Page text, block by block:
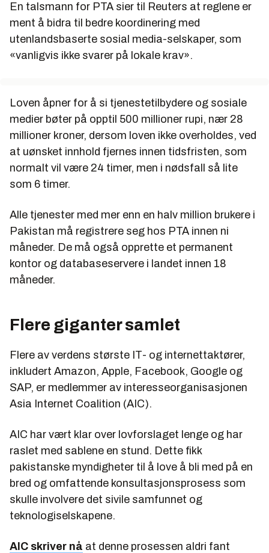
En talsmann for PTA sier til Reuters at reglene er
ment å bidra til bedre koordinering med
utenlandsbaserte sosial media-selskaper, som
«vanligvis ikke svarer på lokale krav».
Loven åpner for å si tjenestetilbydere og sosiale
medier bøter på opptil 500 millioner rupi, nær 28
millioner kroner, dersom loven ikke overholdes, ved
at uønsket innhold fjernes innen tidsfristen, som
normalt vil være 24 timer, men i nødsfall så lite
som 6 timer.
Alle tjenester med mer enn en halv million brukere i
Pakistan må registrere seg hos PTA innen ni
måneder. De må også opprette et permanent
kontor og databaseservere i landet innen 18
måneder.
Flere giganter samlet
Flere av verdens største IT- og internettaktører,
inkludert Amazon, Apple, Facebook, Google og
SAP, er medlemmer av interesseorganisasjonen
Asia Internet Coalition (AIC).
AIC har vært klar over lovforslaget lenge og har
raslet med sablene en stund. Dette fikk
pakistanske myndigheter til å love å bli med på en
bred og omfattende konsultasjonsprosess som
skulle involvere det sivile samfunnet og
teknologiselskapene.
AIC skriver nå at denne prosessen aldri fant